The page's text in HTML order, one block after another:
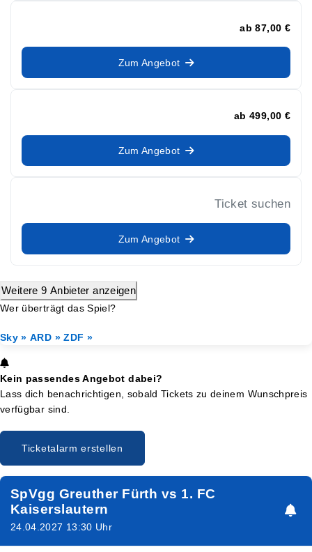
ab 87,00 €
Zum Angebot
ab 499,00 €
Zum Angebot
Ticket suchen
Zum Angebot
Weitere 9 Anbieter anzeigen
Wer überträgt das Spiel?
Sky » ARD » ZDF »
Kein passendes Angebot dabei?
Lass dich benachrichtigen, sobald Tickets zu deinem Wunschpreis
verfügbar sind.
Ticketalarm erstellen
SpVgg Greuther Fürth vs 1. FC
Kaiserslautern
24.04.2027 13:30 Uhr